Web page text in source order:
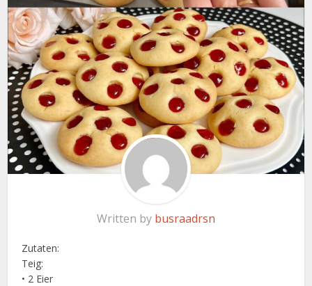
Written by busraadrsn
Zutaten:
Teig:
• 2 Eier